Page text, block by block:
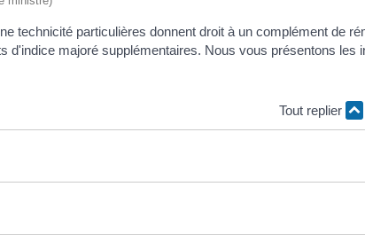
technicité particulières donnent droit à un complément de
d'indice majoré supplémentaires. Nous vous présentons les
Tout replier